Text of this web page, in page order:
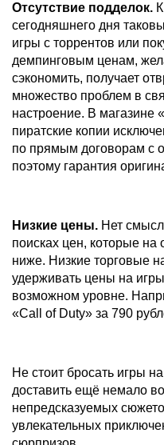
Отсутствие подделок.
сегодняшнего дня
игры с торрентов или
демпинговым ценам,
сэкономить, получает
множество проблем в
настроение. В магазине
пиратские копии
по прямым договорам с
поэтому гарантия
Низкие цены. Нет
поисках цен, которые на
ниже. Низкие торговые
удерживать цены на
возможном уровне.
«Call of Duty» за 790
Не стоит бросать игры
доставить ещё немало
непредсказуемых
увлекательных